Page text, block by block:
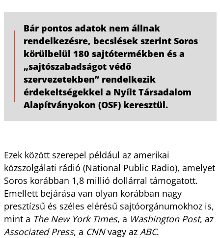
Bár pontos adatok nem állnak
rendelkezésre, becslések szerint Soros
körülbelül 180 sajtótermékben és a
„sajtószabadságot védő
szervezetekben” rendelkezik
érdekeltségekkel a Nyílt Társadalom
Alapítványokon (OSF) keresztül.
Ezek között szerepel például az amerikai
közszolgálati rádió (National Public Radio), amelyet
Soros korábban 1,8 millió dollárral támogatott.
Emellett bejárása van olyan korábban nagy
presztízsű és széles elérésű sajtóorgánumokhoz is,
mint a The New York Times, a Washington Post, az
Associated Press, a CNNvagy az ABC.